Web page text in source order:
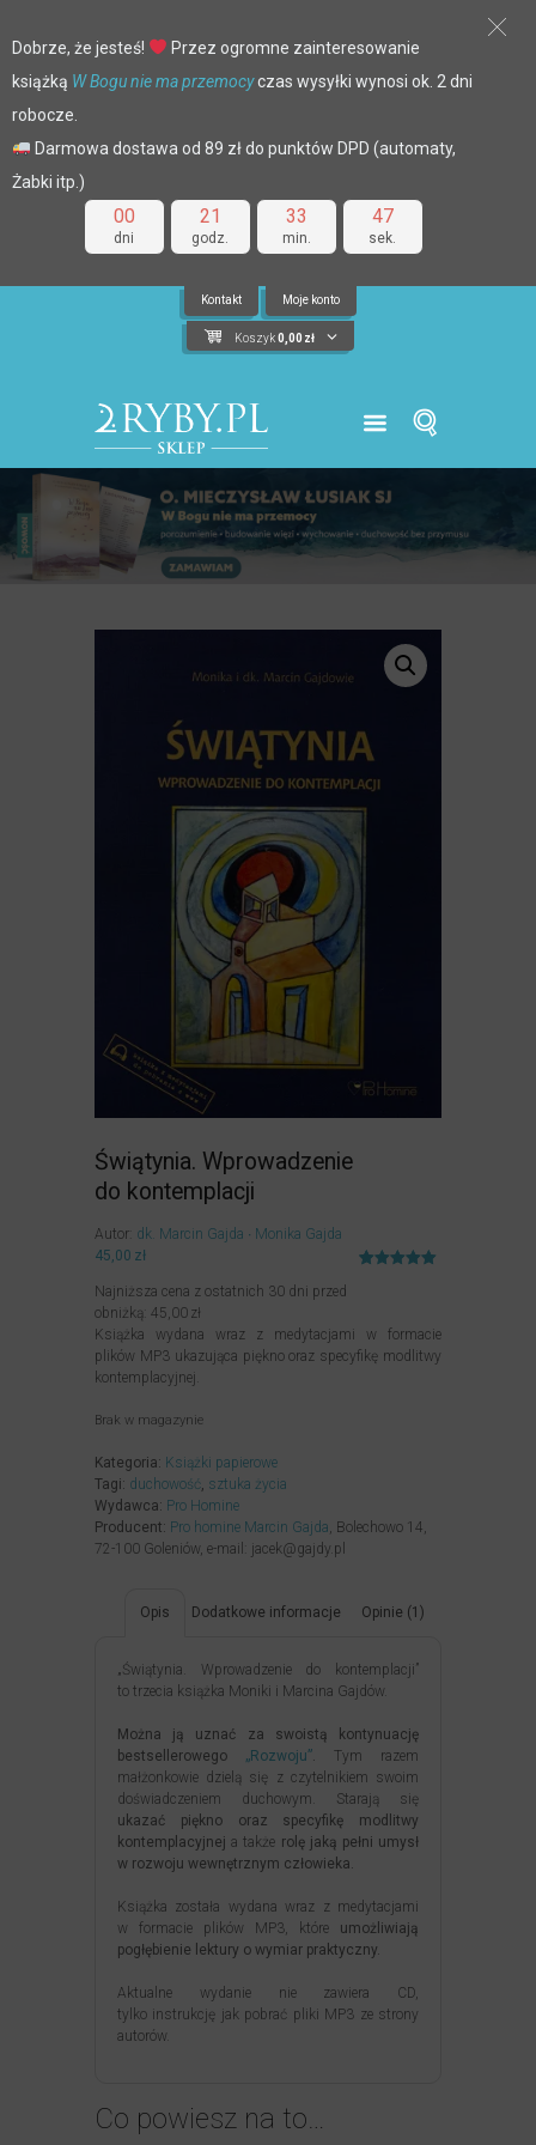
00
dni
21
godz.
33
min.
46
sek.
Dobrze, że jesteś!
Przez ogromne zainteresowanie
książką W Bogu nie ma przemocyczas wysyłki wynosi ok. 2 dni
robocze.
Darmowa dostawa od 89 zł do punktów DPD (automaty,
Żabki itp.)
Kontakt Moje konto
Koszyk 0,00 zł
Świątynia. Wprowadzenie
do kontemplacji
Autor: dk. Marcin Gajda Monika Gajda
oceny
klienta
45,00 zł
Najniższa cena z ostatnich 30 dni przed
obniżką: 45,00 zł
Książka wydana wraz z medytacjami w formacie
plików MP3 ukazująca piękno oraz specyfikę modlitwy
kontemplacyjnej.
Brak w magazynie
Kategoria: Książki papierowe
Tagi: duchowość sztuka życia
Wydawca: Pro Homine
Producent: Pro homine Marcin Gajda , Bolechowo 14,
72-100 Goleniów, e-mail: jacek@gajdy.pl
Opis Dodatkowe informacje Opinie (1)
„Świątynia. Wprowadzenie do kontemplacji”
to trzecia książka Moniki i Marcina Gajdów.
Można ją uznać za swoistą kontynuację
bestsellerowego „Rozwoju”
Tym razem
małżonkowie dzielą się z czytelnikiem swoim
doświadczeniem duchowym. Starają się
ukazać piękno oraz specyfikę modlitwy
kontemplacyjnej a także rolę jaką pełni umysł
w rozwoju wewnętrznym człowieka.
Książka została wydana wraz z medytacjami
w formacie plików MP3, które umożliwiają
pogłębienie lektury o wymiar praktyczny.
Aktualne wydanie nie zawiera CD,
tylko instrukcję jak pobrać pliki MP3 ze strony
autorów.
Co powiesz na to…